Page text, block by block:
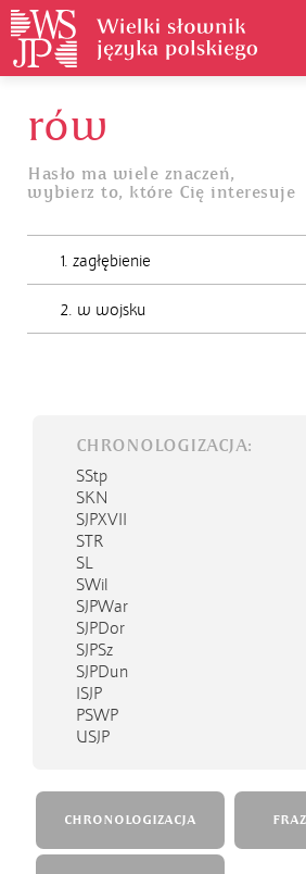
Jak korzystać
rów
Hasło ma wiele znaczeń,
wybierz to, które Cię interesuje
1. zagłębienie
2. w wojsku
CHRONOLOGIZACJA:
SStp
SKN
SJPXVII
STR
SL
SWil
SJPWar
SJPDor
SJPSz
SJPDun
ISJP
PSWP
USJP
CHRONOLOGIZACJA